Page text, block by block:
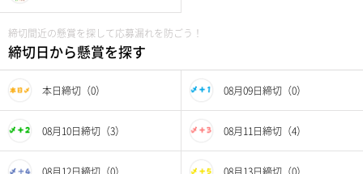
締切間近の懸賞を探して応募漏れを防ごう！
締切日から懸賞を探す
本日締切（0） 08月09日締切（0）
08月10日締切（3） 08月11日締切（4）